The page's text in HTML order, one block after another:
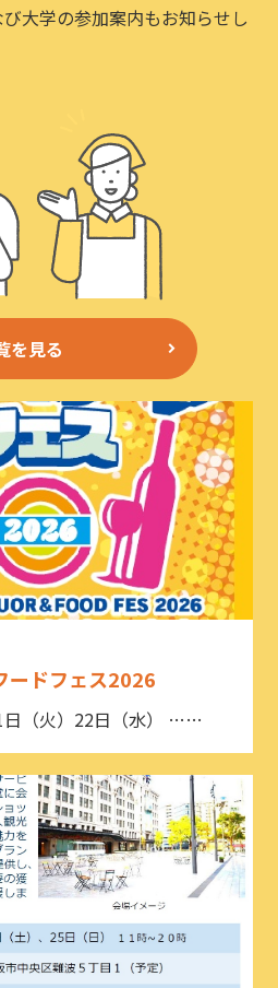
大学の参加案内もお知らせし
を見る
ードフェス2026
（火）22日（水） ……